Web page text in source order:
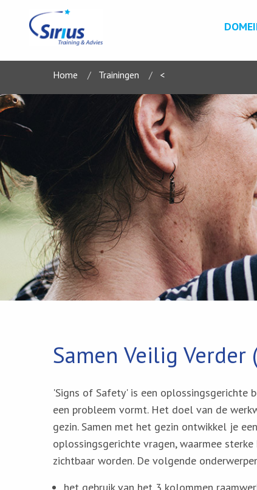
Home Trainingen <
Samen Veilig Verder
'Signs of Safety' is een oplossingsgerichte
een probleem vormt. Het doel van de
gezin. Samen met het gezin ontwikkel je
oplossingsgerichte vragen, waarmee
zichtbaar worden. De volgende